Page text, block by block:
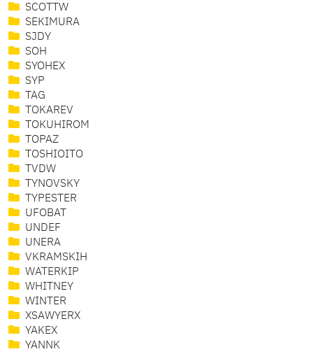
SCOTTW
SEKIMURA
SJDY
SOH
SYOHEX
SYP
TAG
TOKAREV
TOKUHIROM
TOPAZ
TOSHIOITO
TVDW
TYNOVSKY
TYPESTER
UFOBAT
UNDEF
UNERA
VKRAMSKIH
WATERKIP
WHITNEY
WINTER
XSAWYERX
YAKEX
YANNK